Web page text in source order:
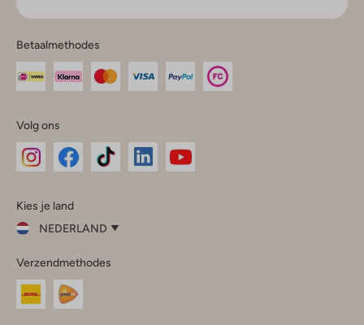
Betaalmethodes
Volg ons
InstagramFacebook
Kies je land
NEDERLAND
je
land
Nederland
Verzendmethodes